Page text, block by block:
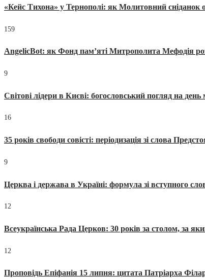
«Кейс Тихона» у Тернополі: як Молитовний
159
AngelicBot: як Фонд пам’яті Митрополита Мефодія
9
Світові лідери в Києві: богословський погляд на день
16
35 років свободи совісті: періодизація зі слова
9
Церква і держава в Україні: формула зі вступного
12
Всеукраїнська Рада Церков: 30 років за столом, за
12
Проповідь Епіфанія 15 липня: цитата Патріарха